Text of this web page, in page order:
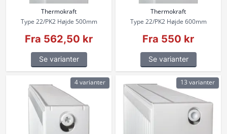
Thermokraft
Type 22/PK2 Højde 500mm
Fra 562,50 kr
Se varianter
Thermokraft
Type 22/PK2 Højde 600mm
Fra 550 kr
Se varianter
4 varianter 13 varianter